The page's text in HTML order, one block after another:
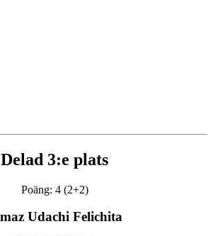
Delad 3:e plats
Poäng: 4 (2+2)
Udachi Felichita